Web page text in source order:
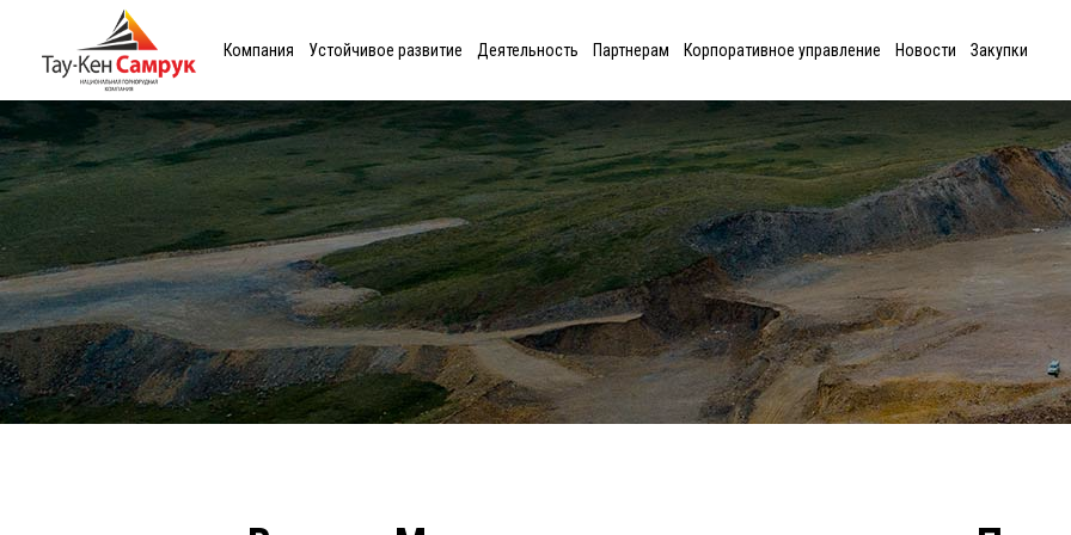
Компания Устойчивое развитие Деятельность Партнерам Корпоративное управление Новости Закупки